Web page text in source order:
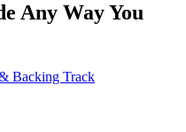
Any Way You
Backing Track